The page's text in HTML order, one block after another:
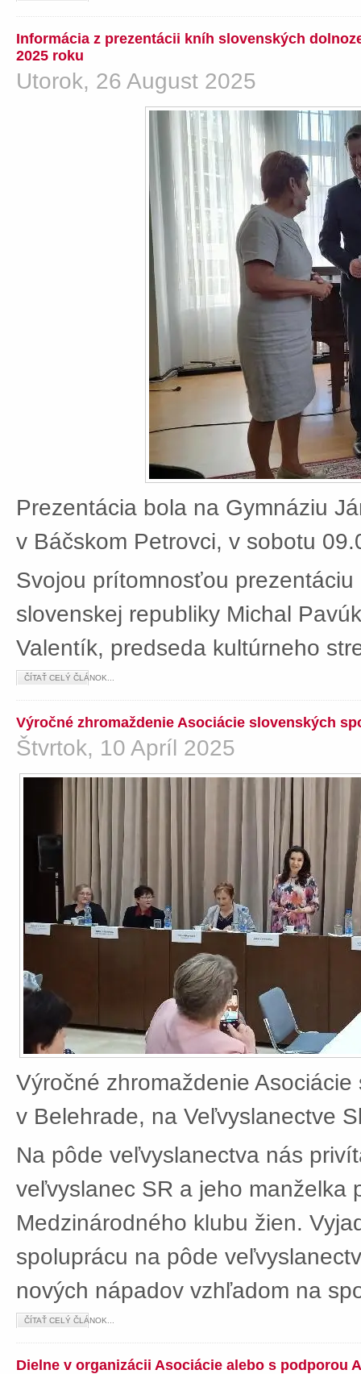
Informácia z prezentácii kníh slovenských
2025 roku
Utorok, 26 August 2025
Prezentácia bola na Gymnáziu
v Báčskom Petrovci, v sobotu
Svojou prítomnosťou
slovenskej republiky Michal
Valentík, predseda kultúrneho
ČÍTAŤ CELÝ ČLÁNOK...
Výročné zhromaždenie Asociácie slovenských
Štvrtok, 10 Apríl 2025
Výročné zhromaždenie
v Belehrade, na Veľvyslanectve
Na pôde veľvyslanectva nás
veľvyslanec SR a jeho manželka
Medzinárodného klubu žien.
spoluprácu na pôde
nových nápadov vzhľadom na
ČÍTAŤ CELÝ ČLÁNOK...
Dielne v organizácii Asociácie alebo s podporou